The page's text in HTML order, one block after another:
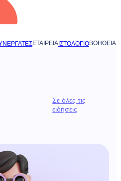
ΕΤΑΙΡΕΊΑΙΣΤΟΛΌΓΙΟΒΟΉΘΕΙΑ
Σε όλες τις
ειδήσεις